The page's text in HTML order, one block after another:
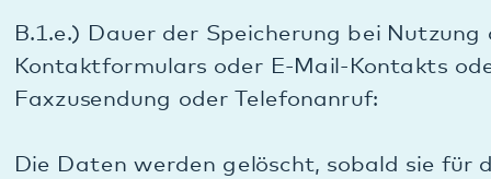
Zurücksetzen überschrieben/gelöscht werden.
Bei einem eingehenden Telefonanruf oder bei
Telefonnummer oder Ihr bei Ihrem Telefonanbieter
Uhrzeit des Anrufs in unserer Telefonanlage in